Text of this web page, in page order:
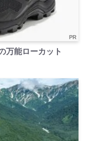
PR
万能ローカット